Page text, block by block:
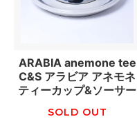
ARABIA anemone tee
C&S アラビア アネモネ
ティーカップ&ソーサー
SOLD OUT